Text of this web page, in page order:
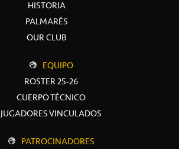
HISTORIA
PALMARÉS
OUR CLUB
EQUIPO
ROSTER 25-26
CUERPO TÉCNICO
JUGADORES VINCULADOS
PATROCINADORES